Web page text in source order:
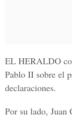
EL HERALDO
Pablo II sobre el
declaraciones.
Por su lado, Juan